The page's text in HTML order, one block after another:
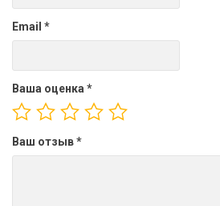
Email *
Ваша оценка *
Ваш отзыв*